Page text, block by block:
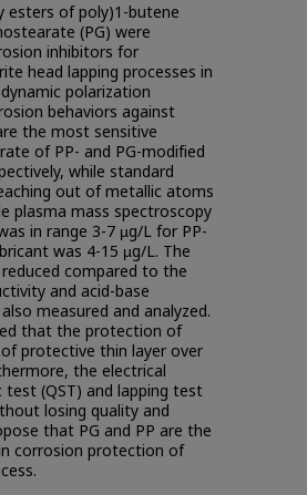
esters of poly)1-butene
(PG) were
inhibitors for
head lapping processes in
polarization
behaviors against
the most sensitive
of PP- and PG-modified
while standard
out of metallic atoms
plasma mass spectroscopy
in range 3-7 µg/L for PP-
was 4-15 µg/L. The
compared to the
and acid-base
measured and analyzed.
that the protection of
protective thin layer over
the electrical
(QST) and lapping test
losing quality and
that PG and PP are the
corrosion protection of